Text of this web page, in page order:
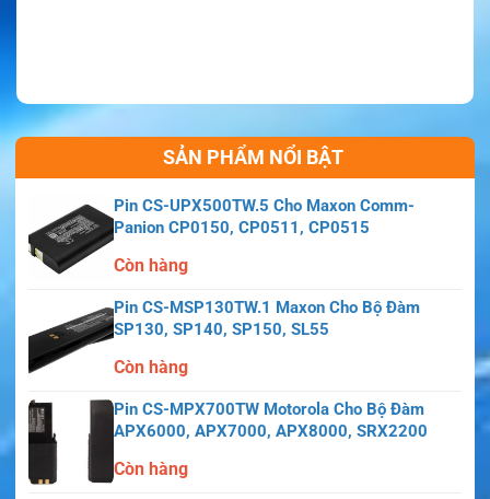
SẢN PHẨM NỔI BẬT
Pin CS-UPX500TW.5 Cho Maxon Comm-
Panion CP0150, CP0511, CP0515
Còn hàng
Pin CS-MSP130TW.1 Maxon Cho Bộ Đàm
SP130, SP140, SP150, SL55
Còn hàng
Pin CS-MPX700TW Motorola Cho Bộ Đàm
APX6000, APX7000, APX8000, SRX2200
Còn hàng